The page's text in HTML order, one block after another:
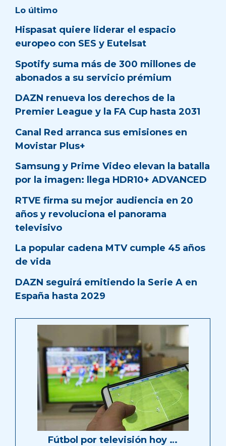
Lo último
Hispasat quiere liderar el espacio
europeo con SES y Eutelsat
Spotify suma más de 300 millones de
abonados a su servicio prémium
DAZN renueva los derechos de la
Premier League y la FA Cup hasta 2031
Canal Red arranca sus emisiones en
Movistar Plus+
Samsung y Prime Video elevan la batalla
por la imagen: llega HDR10+ ADVANCED
RTVE firma su mejor audiencia en 20
años y revoluciona el panorama
televisivo
La popular cadena MTV cumple 45 años
de vida
DAZN seguirá emitiendo la Serie A en
España hasta 2029
Fútbol por televisión hoy …